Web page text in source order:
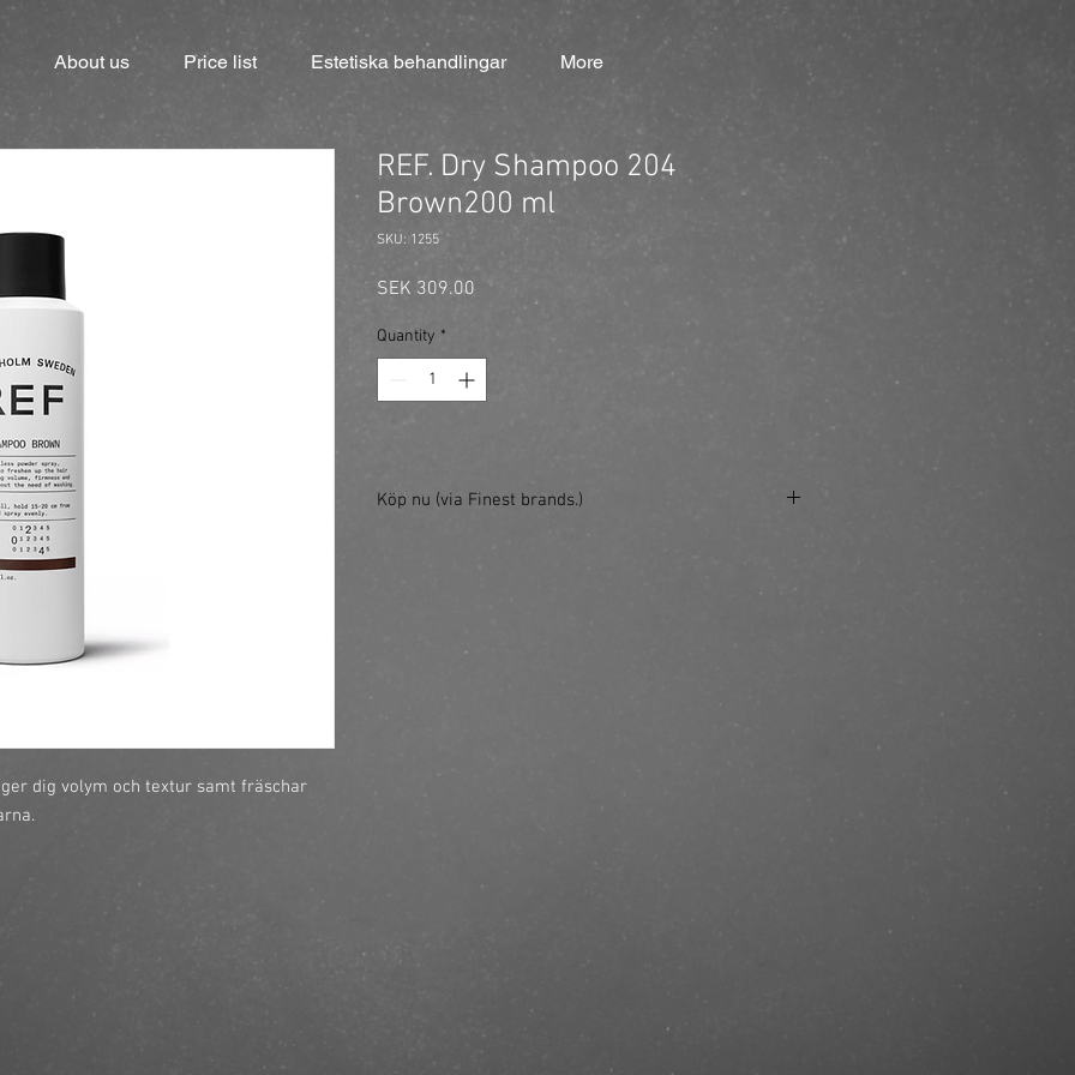
About us Price list Estetiska behandlingar More
dig volym och textur samt fräschar
REF. Dry Shampoo 204
Brown200 ml
SKU: 1255
SEK 309.00 Price
Quantity *
Köp nu (via Finest brands.)